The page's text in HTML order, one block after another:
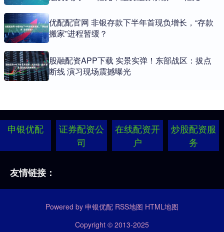
优配配官网 非银存款下半年首现负增长，“存款
搬家”进程暂缓？
股融配资APP下载 实景实弹！东部战区：拔点
断线 演习现场震撼曝光
申银优配
证券配资公
司
在线配资开
户
炒股配资服
务
友情链接：
Powered by 申银优配 RSS地图 HTML地图
Copyright © 2013-2025